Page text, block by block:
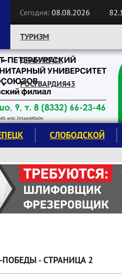
Сегодня: 08.08.2026
ТУРИЗМ
ДРАМТЕАТР
РОСГВАРДИЯ43
СЛОБОДСКОЙ
- СТРАНИЦА 2